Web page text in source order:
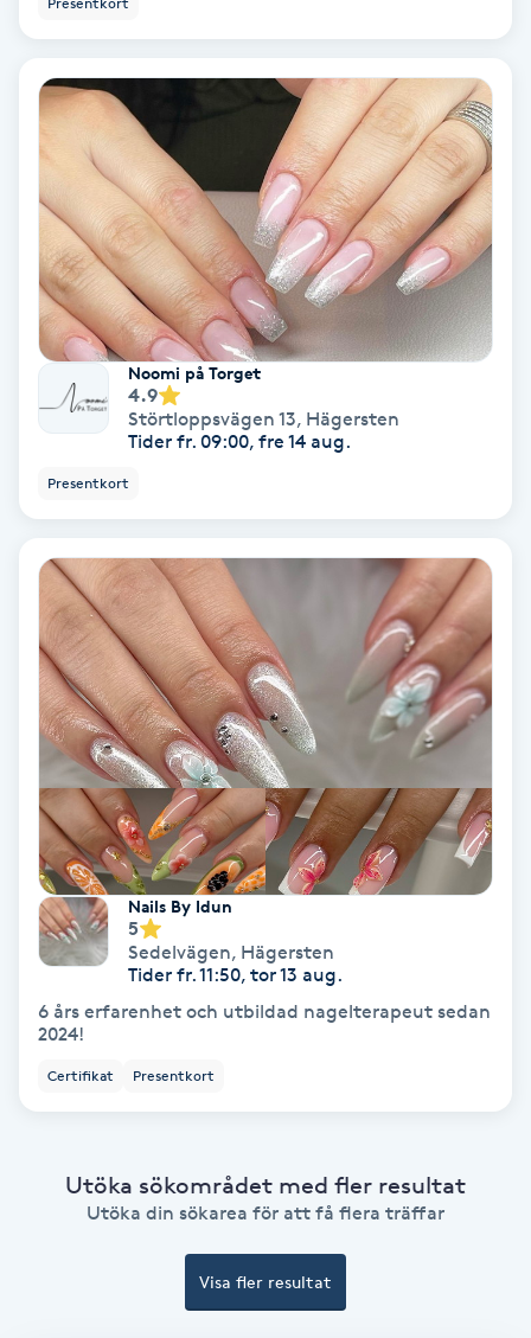
Babylights
Bambumassage
Barber
Barnklippning
Blowout
Bottenfärg
Brynformning
Brynfärgning
Brynplockning
Bröllopsuppsättning
Celluliter
Coachning
Color correction
Noomi på Torget
4.9
Störtloppsvägen 13, Hägersten
Tider fr. 09:00, fre 14 aug.
Presentkort
Nails By Idun
5
Sedelvägen, Hägersten
Tider fr. 11:50, tor 13 aug.
6 års erfarenhet och utbildad nagelterapeut sedan
2024!
Certifikat Presentkort
Utöka sökområdet med fler resultat
Utöka din sökarea för att få flera träffar
Visa fler resultat